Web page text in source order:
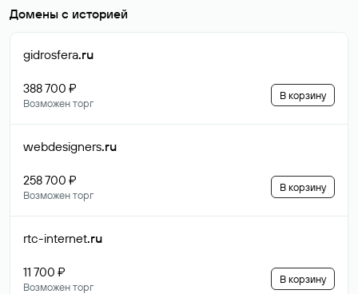
Домены с историей
gidrosfera.ru
388 700 ₽
Возможен торг
В корзину
webdesigners.ru
258 700 ₽
Возможен торг
В корзину
rtc-internet.ru
11 700 ₽
Возможен торг
В корзину